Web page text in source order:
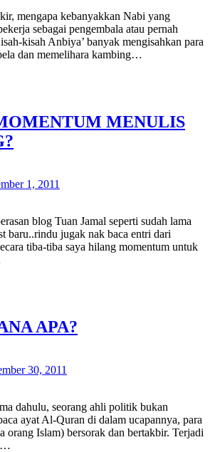
mengapa kebanyakkan Nabi yang
sebagai pengembala atau pernah
kisah Anbiya’ banyak mengisahkan para
dan memelihara kambing…
MENULIS
1, 2011
blog Tuan Jamal seperti sudah lama
baru..rindu jugak nak baca entri dari
tiba-tiba saya hilang momentum untuk
APA?
30, 2011
dahulu, seorang ahli politik bukan
ayat Al-Quran di dalam ucapannya, para
orang Islam) bersorak dan bertakbir. Terjadi